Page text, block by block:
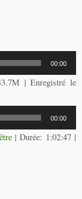
00:00
| Enregistré le
00:00
|Durée: 1:02:47|